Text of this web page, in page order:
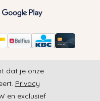
dat je onze
Privacy
en exclusief